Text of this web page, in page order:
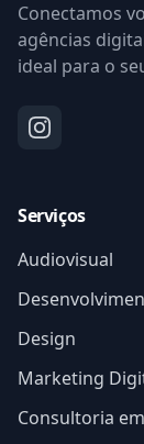
Conectamos
agências
ideal para o
Serviços
Audiovisual
Design
Marketing
Consultoria